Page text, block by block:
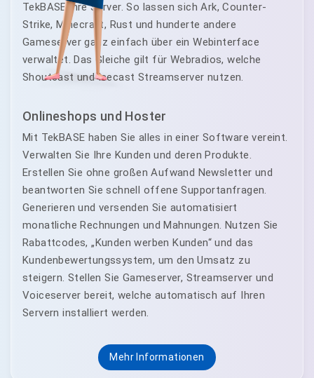
TekBASE ihre Server. So lassen sich Ark, Counter-
Strike, Minecraft, Rust und hunderte andere
Gameserver ganz einfach über ein Webinterface
verwaltet. Das Gleiche gilt für Webradios, welche
Shoutcast und Icecast Streamserver nutzen.
Onlineshops und Hoster
Mit TekBASE haben Sie alles in einer Software vereint.
Verwalten Sie Ihre Kunden und deren Produkte.
Erstellen Sie ohne großen Aufwand Newsletter und
beantworten Sie schnell offene Supportanfragen.
Generieren und versenden Sie automatisiert
monatliche Rechnungen und Mahnungen. Nutzen Sie
Rabattcodes, „Kunden werben Kunden“ und das
Kundenbewertungssystem, um den Umsatz zu
steigern. Stellen Sie Gameserver, Streamserver und
Voiceserver bereit, welche automatisch auf Ihren
Servern installiert werden.
Mehr Informationen